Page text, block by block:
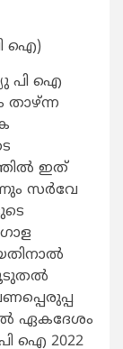
ഐ)
പി ഐ
താഴ്ന്ന
ഇത്
സർവേ
ഏകദേശം
ഐ 2022